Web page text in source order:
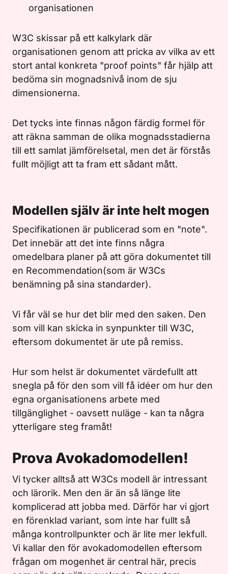
organisationen
W3C skissar på ett kalkylark där
organisationen genom att pricka av vilka av ett
stort antal konkreta "proof points" får hjälp att
bedöma sin mognadsnivå inom de sju
dimensionerna.
Det tycks inte finnas någon färdig formel för
att räkna samman de olika mognadsstadierna
till ett samlat jämförelsetal, men det är förstås
fullt möjligt att ta fram ett sådant mått.
Modellen själv är inte helt mogen
Specifikationen är publicerad som en "note".
Det innebär att det inte finns några
omedelbara planer på att göra dokumentet till
en Recommendation(som är W3Cs
benämning på sina standarder).
Vi får väl se hur det blir med den saken. Den
som vill kan skicka in synpunkter till W3C,
eftersom dokumentet är ute på remiss.
Hur som helst är dokumentet värdefullt att
snegla på för den som vill få idéer om hur den
egna organisationens arbete med
tillgänglighet - oavsett nuläge - kan ta några
ytterligare steg framåt!
Prova Avokadomodellen!
Vi tycker alltså att W3Cs modell är intressant
och lärorik. Men den är än så länge lite
komplicerad att jobba med. Därför har vi gjort
en förenklad variant, som inte har fullt så
många kontrollpunkter och är lite mer lekfull.
Vi kallar den för avokadomodellen eftersom
frågan om mogenhet är central här, precis